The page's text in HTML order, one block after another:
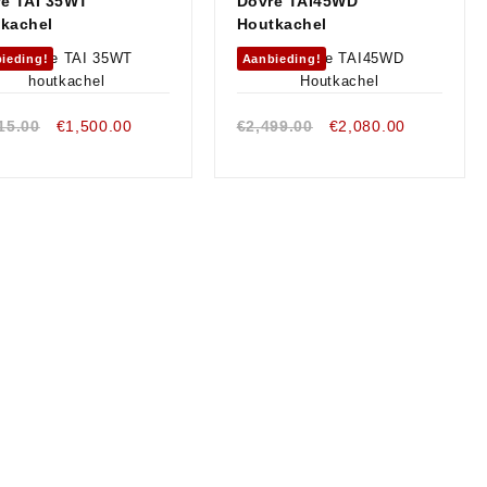
Oorspronkelijke
€1,500.00Huidige
Houtkachel
Aanbieding!
€2,499.00
Oorspronkelijke
€2,080.00Huidige